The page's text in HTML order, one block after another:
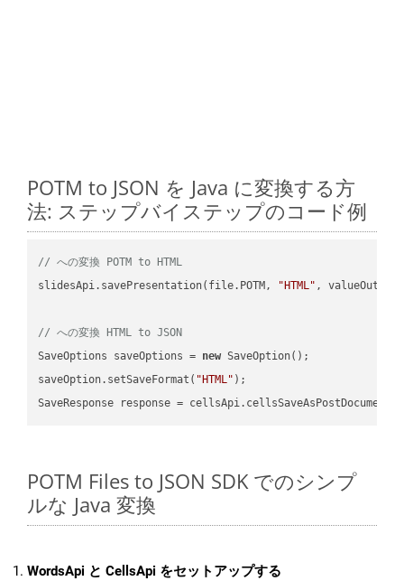
POTM to JSON を Java に変換する方
法: ステップバイステップのコード例
// への変換 POTM to HTML
slidesApi.savePresentation(file.POTM,
"HTML" ,
// への変換 HTML to JSON
SaveOptions saveOptions = new SaveOption();
saveOption.setSaveFormat( "HTML" );
SaveResponse response =
POTM Files to JSON SDK でのシンプ
ルな Java 変換
WordsApi と CellsApi をセットアップする